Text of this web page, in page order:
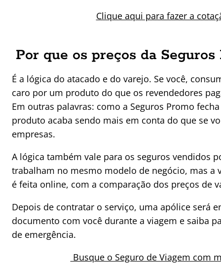
Clique aqui para fazer a
Por que os preços da
É a lógica do atacado e do varejo. Se você,
caro por um produto do que os revendedores
Em outras palavras: como a Seguros Promo
produto acaba sendo mais em conta do que se
empresas.
A lógica também vale para os seguros vendidos
trabalham no mesmo modelo de negócio, mas a
é feita online, com a comparação dos preços de
Depois de contratar o serviço, uma apólice será
documento com você durante a viagem e saiba
de emergência.
Busque o Seguro de Viagem com